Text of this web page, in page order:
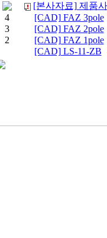
[본사자료] 제품
4
[CAD] FAZ 3pole
3
[CAD] FAZ 2pole
2
[CAD] FAZ 1pole
[CAD] LS-11-ZB